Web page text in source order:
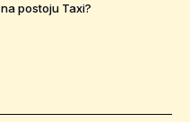
postoju Taxi?